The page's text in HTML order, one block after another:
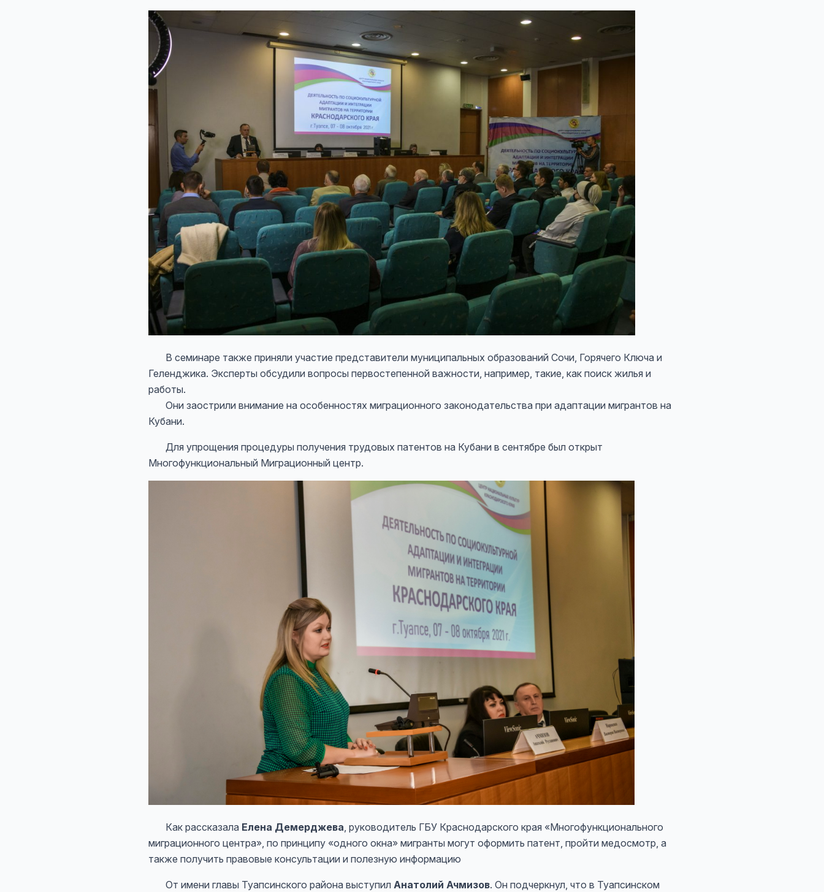
В семинаре также приняли участие представители муниципальных образований Сочи, Горячего Ключа и
Геленджика. Эксперты обсудили вопросы первостепенной важности, например, такие, как поиск жилья и
работы.
Они заострили внимание на особенностях миграционного законодательства при адаптации мигрантов на
Кубани.
Для упрощения процедуры получения трудовых патентов на Кубани в сентябре был открыт
Многофункциональный Миграционный центр.
Как рассказала Елена Демерджева, руководитель ГБУ Краснодарского края «Многофункционального
миграционного центра», по принципу «одного окна» мигранты могут оформить патент, пройти медосмотр, а
также получить правовые консультации и полезную информацию
От имени главы Туапсинского района выступил Анатолий Ачмизов. Он подчеркнул, что в Туапсинском